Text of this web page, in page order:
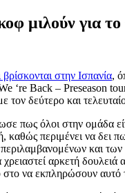
μιλούν για
στην Ισπανία,
‘re Back – Preseason
δεύτερο και
όλοι στην ομάδα
καθώς περιμένει να
και
αρκετή
να εκπληρώσουν αυτό